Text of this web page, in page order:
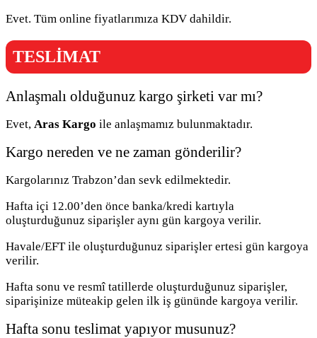
Evet. Tüm online fiyatlarımıza KDV dahildir.
TESLİMAT
Anlaşmalı olduğunuz kargo şirketi var mı?
Evet, Aras Kargo ile anlaşmamız bulunmaktadır.
Kargo nereden ve ne zaman gönderilir?
Kargolarınız Trabzon’dan sevk edilmektedir.
Hafta içi 12.00’den önce banka/kredi kartıyla
oluşturduğunuz siparişler aynı gün kargoya verilir.
Havale/EFT ile oluşturduğunuz siparişler ertesi gün kargoya
verilir.
Hafta sonu ve resmî tatillerde oluşturduğunuz siparişler,
siparişinize müteakip gelen ilk iş gününde kargoya verilir.
Hafta sonu teslimat yapıyor musunuz?